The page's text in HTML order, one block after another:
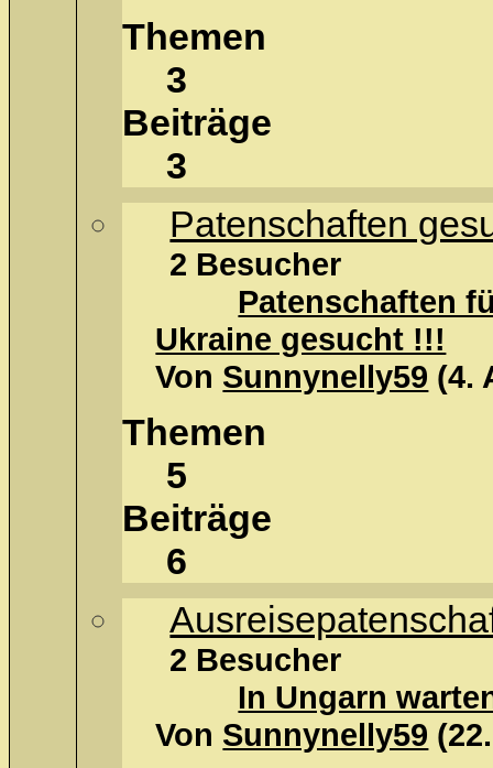
Themen
3
Beiträge
3
Patenschaften
2 Besucher
Patenschaften
Ukraine gesucht !!!
Von Sunnynelly59 (4.
Themen
5
Beiträge
6
2 Besucher
In Ungarn
Von Sunnynelly59